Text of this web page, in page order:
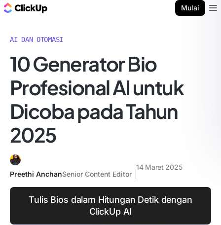
Mulai
AI DAN OTOMASI
10 Generator Bio
Profesional AI untuk
Dicoba pada Tahun
2025
Preethi AnchanSenior Content Editor
14 Maret 2025
Tulis Bios dalam Hitungan Detik dengan
ClickUp AI